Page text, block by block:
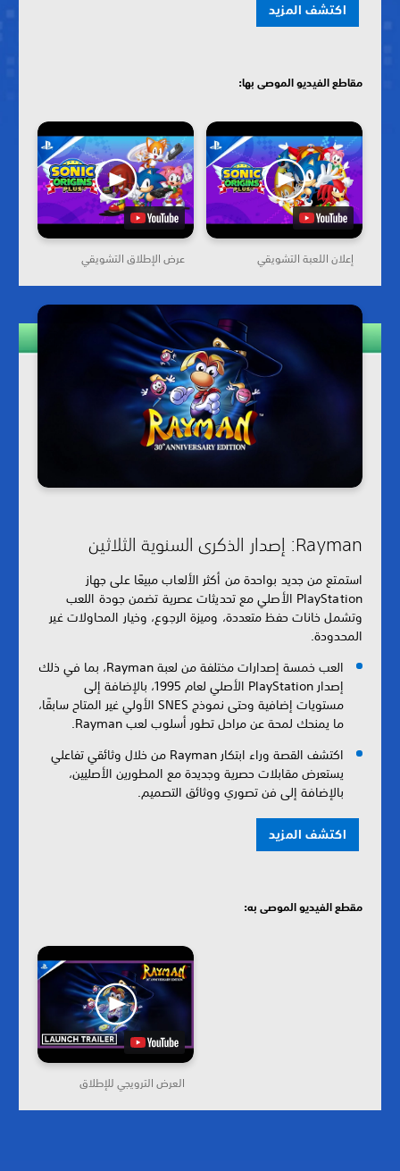
اكتشف المزيد
مقاطع الفيديو الموصى بها:
عرض الإطلاق التشويقي إعلان اللعبة التشويقي
Rayman: إصدار الذكرى السنوية الثلاثين
استمتع من جديد بواحدة من أكثر الألعاب مبيعًا على جهاز
PlayStation الأصلي مع تحديثات عصرية تضمن جودة اللعب
وتشمل خانات حفظ متعددة، وميزة الرجوع، وخيار المحاولات غير
المحدودة.
العب خمسة إصدارات مختلفة من لعبة Rayman، بما في ذلك
إصدار PlayStation الأصلي لعام 1995، بالإضافة إلى
مستويات إضافية وحتى نموذج SNES الأولي غير المتاح سابقًا،
ما يمنحك لمحة عن مراحل تطور أسلوب لعب Rayman.
اكتشف القصة وراء ابتكار Rayman من خلال وثائقي تفاعلي
يستعرض مقابلات حصرية وجديدة مع المطورين الأصليين،
بالإضافة إلى فن تصوري ووثائق التصميم.
اكتشف المزيد
مقطع الفيديو الموصى به:
العرض الترويجي للإطلاق